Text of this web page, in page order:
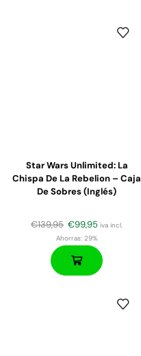
Star Wars Unlimited: La
Chispa De La Rebelion – Caja
De Sobres (inglés)
€139,95 €99,95 iva incl.
Ahorras:29%